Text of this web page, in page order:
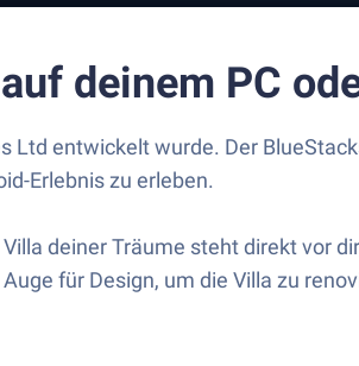
deinem PC
entwickelt wurde. Der
Erlebnis zu erleben.
deiner Träume steht direkt vor
für Design, um die Villa zu